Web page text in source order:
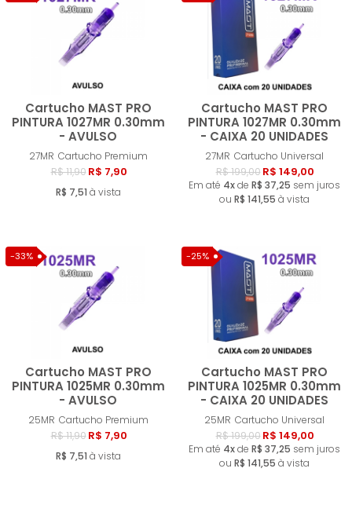
Cartucho MAST PRO
PINTURA 1027MR 0.30mm
- AVULSO
27MR Cartucho Premium
R$ 11,90 R$ 7,90
R$ 7,51 à vista
Comprar
Cartucho MAST PRO
PINTURA 1027MR 0.30mm
- CAIXA 20 UNIDADES
27MR Cartucho Universal
R$ 199,00 R$ 149,00
Em até 4xde R$ 37,25 sem juros
ou R$ 141,55 à vista
-33%
Cartucho MAST PRO
PINTURA 1025MR 0.30mm
- AVULSO
25MR Cartucho Premium
R$ 11,90 R$ 7,90
R$ 7,51 à vista
Comprar
-25%
Cartucho MAST PRO
PINTURA 1025MR 0.30mm
- CAIXA 20 UNIDADES
25MR Cartucho Universal
R$ 199,00 R$ 149,00
Em até 4xde R$ 37,25 sem juros
ou R$ 141,55 à vista